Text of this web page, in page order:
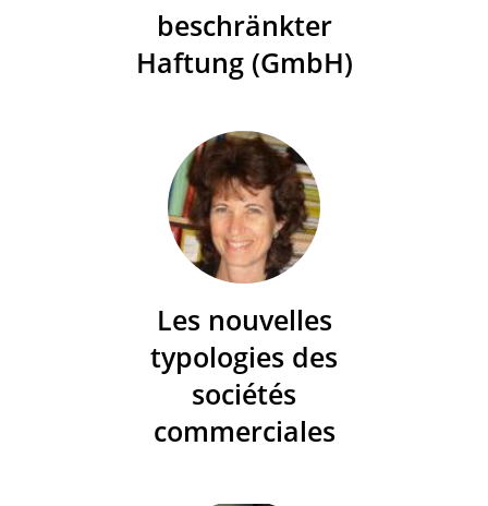
beschränkter
Haftung (GmbH)
Les nouvelles
typologies des
sociétés
commerciales